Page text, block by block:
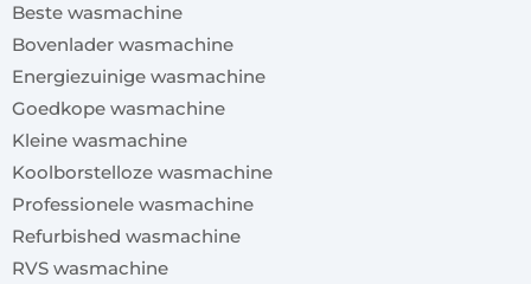
Beste wasmachine
Bovenlader wasmachine
Energiezuinige wasmachine
Goedkope wasmachine
Kleine wasmachine
Koolborstelloze wasmachine
Professionele wasmachine
Refurbished wasmachine
RVS wasmachine